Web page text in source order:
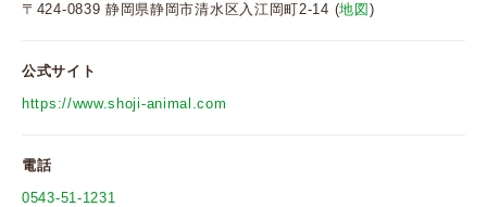
〒424-0839 静岡県静岡市清水区入江岡町2-14 (地図 )
公式サイト
https://www.shoji-animal.com
電話
0543-51-1231